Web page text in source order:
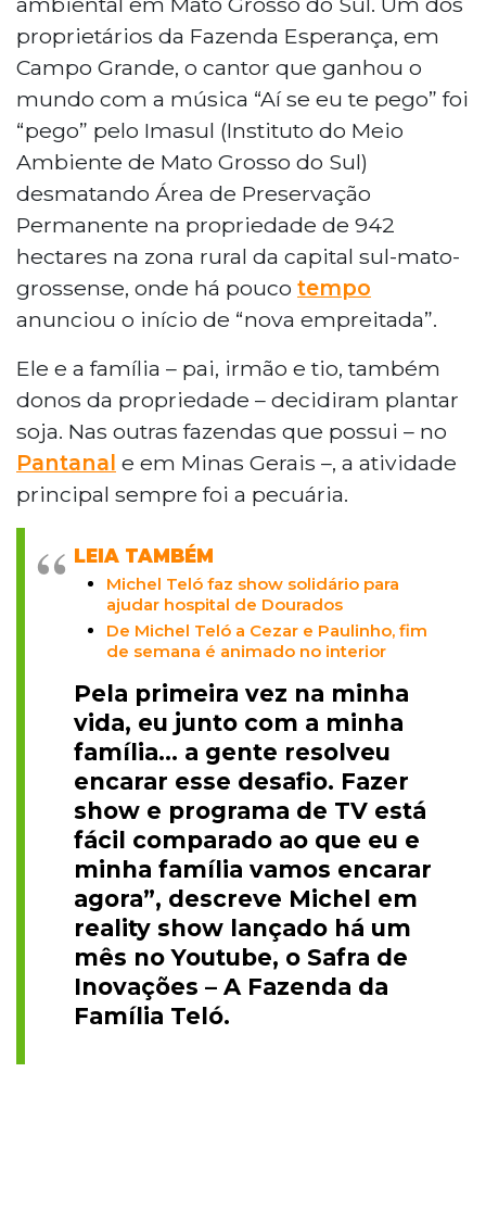
proprietários da Fazenda Esperança, em
Campo Grande, o cantor que ganhou o
mundo com a música “Aí se eu te pego” foi
“pego” pelo Imasul (Instituto do Meio
Ambiente de Mato Grosso do Sul)
desmatando Área de Preservação
Permanente na propriedade de 942
hectares na zona rural da capital sul-mato-
grossense, onde há pouco tempo
anunciou o início de “nova empreitada”.
Ele e a família – pai, irmão e tio, também
donos da propriedade – decidiram plantar
soja. Nas outras fazendas que possui – no
Pantanal e em Minas Gerais –, a atividade
principal sempre foi a pecuária.
LEIA TAMBÉM
Michel Teló faz show solidário para
ajudar hospital de Dourados
De Michel Teló a Cezar e Paulinho, fim
de semana é animado no interior
Pela primeira vez na minha
vida, eu junto com a minha
família... a gente resolveu
encarar esse desafio. Fazer
show e programa de TV está
fácil comparado ao que eu e
minha família vamos encarar
agora”, descreve Michel em
reality show lançado há um
mês no Youtube, o Safra de
Inovações – A Fazenda da
Família Teló.